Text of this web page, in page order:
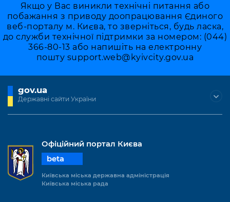
Якщо у Вас виникли технічні питання або
побажання з приводу доопрацювання Єдиного
веб-порталу м. Києва, то зверніться, будь ласка,
до служби технічної підтримки за номером: (044)
366-80-13 або напишіть на електронну
пошту support.web@kyivcity.gov.ua
gov.ua
Державні сайти України
Офіційний портал Києва
beta
Київська міська державна адміністрація
Київська міська рада